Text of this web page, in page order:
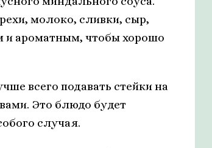
молоко, сливки, сыр,
и ароматным, чтобы хорошо
всего подавать стейки на
Это блюдо будет
случая.